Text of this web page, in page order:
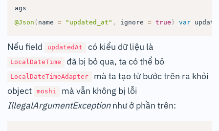
@Json ( name = "updated_at" , ignore = true ) var
Nếu field updatedAt có kiểu dữ liệu là
LocalDateTime đã bị bỏ qua, ta có thể bỏ
LocalDateTimeAdapter
mà ta tạo từ bước trên ra khỏi
object
moshi
mà vẫn không bị lỗi
IllegalArgumentExceptionnhư ở phần trên: